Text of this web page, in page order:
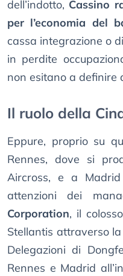
dell’indotto, Cassino
per l’economia del
cassa integrazione o
in perdite
non esitano a definire
Il ruolo della
Eppure, proprio su
Rennes, dove si
Aircross, e a
attenzioni dei
Corporation, il
Stellantis attraverso
Delegazioni di
Rennes e Madrid